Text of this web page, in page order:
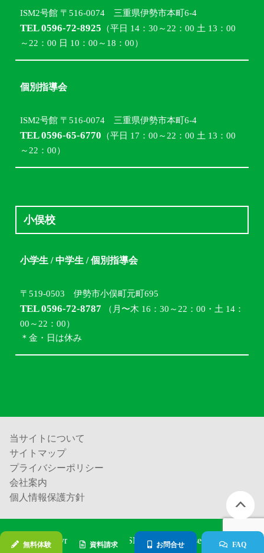
ISM2号館 〒516-0074 三重県伊勢市本町6-4
TEL 0596-72-8925 （平日 14：30～22：00 土 13：00
～22：00 日 10：00～18：00）
個別指導会
ISM2号館 〒516-0074 三重県伊勢市本町6-4
TEL 0596-65-6770 （平日 17：00～22：00 土 13：00
～22：00）
小俣校
小学生 / 中学生 / 個別指導会
〒519-0503 伊勢市小俣町元町695
TEL 0596-72-8787 （月〜木 16：30～22：00・土 14：
00～22：00）
＊金・日は休み
当サイトについて
サイトマップ
プライバシーポリシー
会社案内
個人情報保護方針
Copyright (c) 進学塾ISM all rights reserved.
無料体験 資料請求 お問合せ FAQ